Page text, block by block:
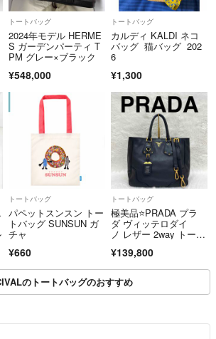
トートバッグ
2024年モデル HERME
S ガーデンパーティ T
PM グレー×ブラック
¥548,000
トートバッグ
カルディ KALDI ネコ
バッグ 猫バッグ 202
6
¥1,300
トートバッグ
パペットスンスン トー
トバッグ SUNSUN ガ
チャ
¥660
トートバッグ
極美品⭐️PRADA プラ
ダ ヴィッテロダイ
ノ レザー 2way トート
グ ハンドバッグ ブラ
ック 黒
¥139,800
のトートバッグのおすすめ